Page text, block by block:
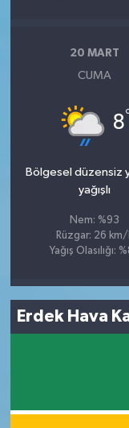
20 MART
CUMA
8
Bölgesel düzensiz
yağışlı
Nem: %93
Rüzgar: 26 km/
Yağış Olasılığı:
Erdek Hava